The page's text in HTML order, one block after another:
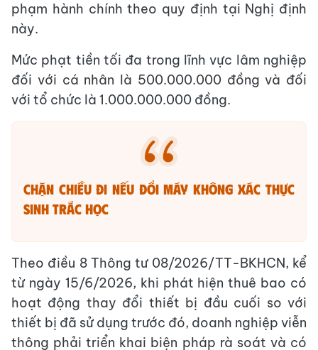
phạm hành chính theo quy định tại Nghị định
này.
Mức phạt tiền tối đa trong lĩnh vực lâm nghiệp
đối với cá nhân là 500.000.000 đồng và đối
với tổ chức là 1.000.000.000 đồng.
Chặn chiều đi nếu đổi máy không xác thực
sinh trắc học
Theo điều 8 Thông tư 08/2026/TT-BKHCN, kể
từ ngày 15/6/2026, khi phát hiện thuê bao có
hoạt động thay đổi thiết bị đầu cuối so với
thiết bị đã sử dụng trước đó, doanh nghiệp viễn
thông phải triển khai biện pháp rà soát và có